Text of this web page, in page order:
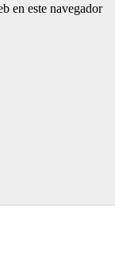
en este navegador